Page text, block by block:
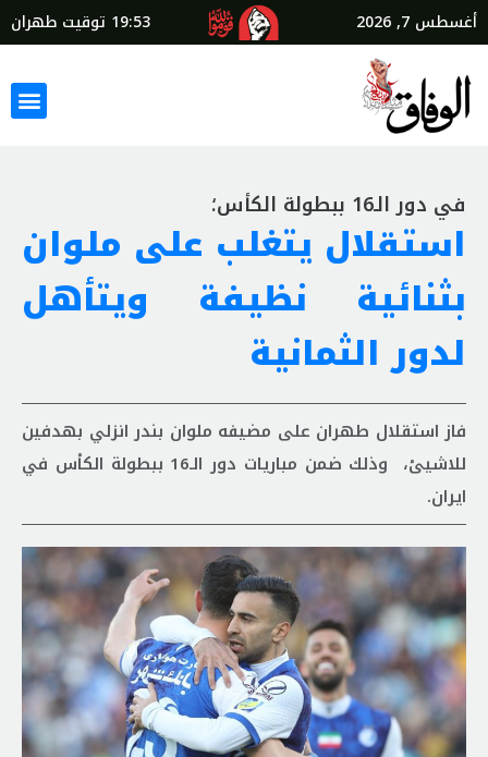
أغسطس 7, 2026 19:53 توقيت طهران
في دور الـ16 ببطولة الكأس؛
استقلال يتغلب على ملوان
بثنائية نظيفة ويتأهل
لدور الثمانية
فاز استقلال طهران على مضيفه ملوان بندر انزلي بهدفين
للاشيئ، وذلك ضمن مباريات دور الـ16 ببطولة الكأس في
ايران.